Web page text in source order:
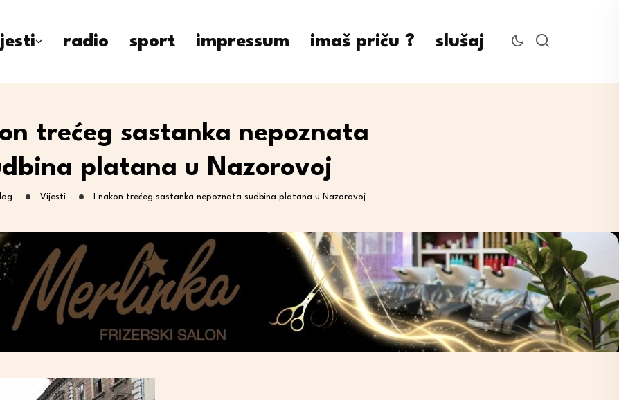
radio sport impressum imaš priču ? slušaj
trećeg sastanka nepoznata
platana u Nazorovoj
Vijesti I nakon trećeg sastanka nepoznata sudbina platana u Nazorovoj